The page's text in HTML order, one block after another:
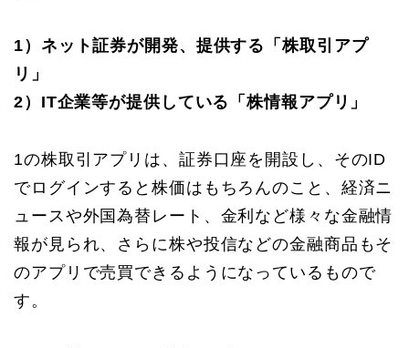
1）ネット証券が開発、提供する「株取引アプ
リ」
2）IT企業等が提供している「株情報アプリ」
1の株取引アプリは、証券口座を開設し、そのID
でログインすると株価はもちろんのこと、経済ニ
ュースや外国為替レート、金利など様々な金融情
報が見られ、さらに株や投信などの金融商品もそ
のアプリで売買できるようになっているもので
す。